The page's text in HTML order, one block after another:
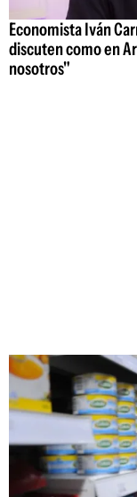
Economista Iván
discuten como en
nosotros"